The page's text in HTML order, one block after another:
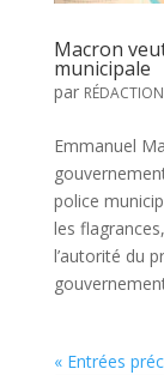
Macron
municipale
par RÉDACTION
Emmanuel
police
les
l’autorité du
« Entrées